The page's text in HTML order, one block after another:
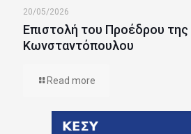
20/05/2026
Επιστολή του Προέδρου
Κωνσταντόπουλου
Read more